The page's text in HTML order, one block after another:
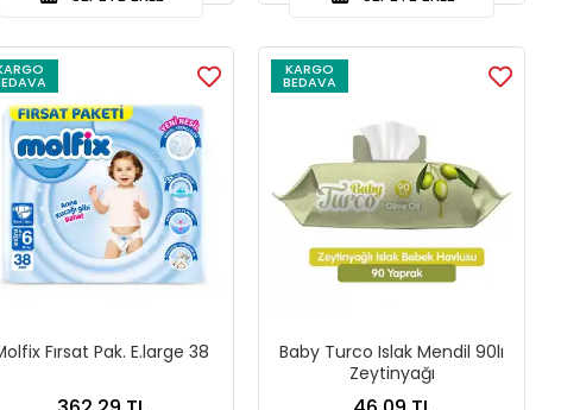
Fırsat Pak. E.large 38
KARGO
BEDAVA
Baby Turco Islak Mendil 90lı
Zeytinyağı